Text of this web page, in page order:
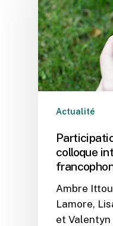
Actualité
colloque
Ambre
Lamore,
et